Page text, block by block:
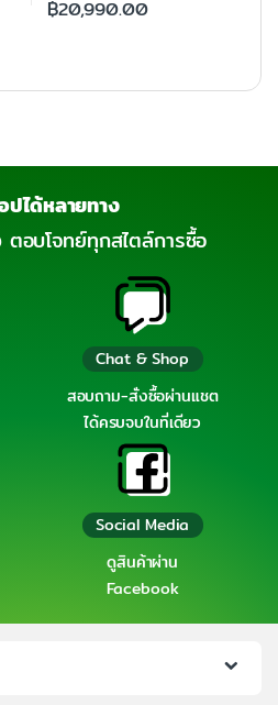
฿20,990.00
ปได้หลายทาง
อบโจทย์ทุกสไตล์การซื้อ
Chat & Shop
สอบถาม-สั่งซื้อผ่านแชต
ได้ครบจบในที่เดียว
Social Media
ดูสินค้าผ่าน
Facebook